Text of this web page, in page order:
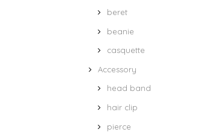
beret
beanie
casquette
Accessory
head band
hair clip
pierce